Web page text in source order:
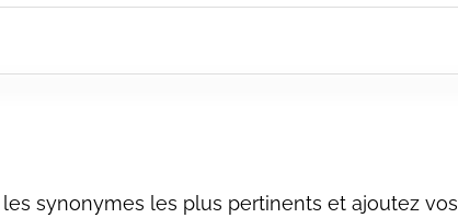
synonymes les plus pertinents et ajoutez vos